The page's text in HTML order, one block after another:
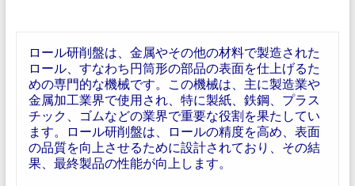
ロール研削盤は、金属やその他の材料で製造された
ロール、すなわち円筒形の部品の表面を仕上げるた
めの専門的な機械です。この機械は、主に製造業や
金属加工業界で使用され、特に製紙、鉄鋼、プラス
チック、ゴムなどの業界で重要な役割を果たしてい
ます。ロール研削盤は、ロールの精度を高め、表面
の品質を向上させるために設計されており、その結
果、最終製品の性能が向上します。